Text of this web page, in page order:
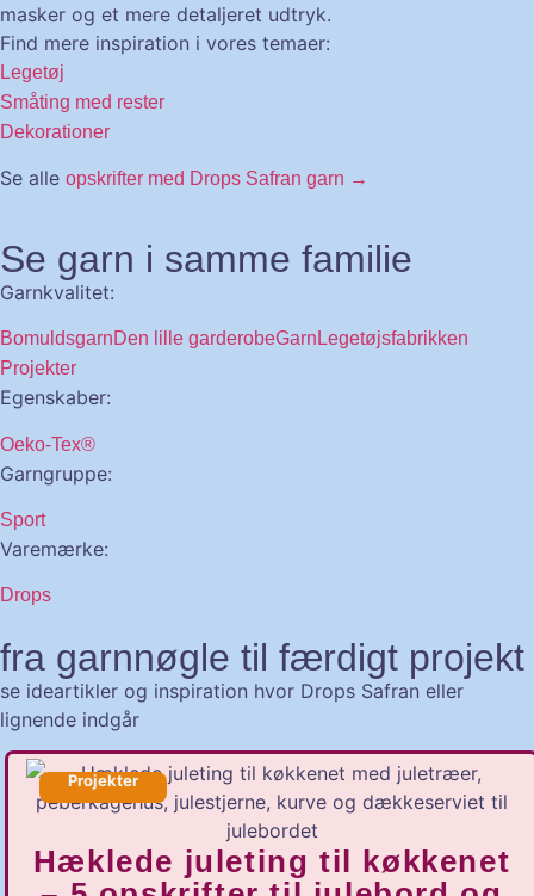
masker og et mere detaljeret udtryk.
Find mere inspiration i vores temaer:
Legetøj
Småting med rester
Dekorationer
Se alle opskrifter med Drops Safran garn →
Se garn i samme familie
Garnkvalitet:
BomuldsgarnDen lille garderobeGarn Legetøjsfabrikken
Projekter
Egenskaber:
Oeko-Tex®
Garngruppe:
Sport
Varemærke:
Drops
fra garnnøgle til færdigt projekt
se ideartikler og inspiration hvor Drops Safran eller
lignende indgår
Projekter
Hæklede juleting til køkkenet